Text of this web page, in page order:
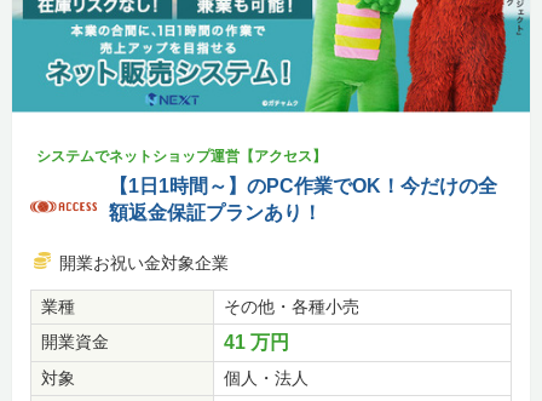
システムでネットショップ運営【アクセス】
【1日1時間～】のPC作業でOK！今だけの全
額返金保証プランあり！
開業お祝い金対象企業
業種
その他・各種小売
開業資金
41 万円
対象
個人・法人